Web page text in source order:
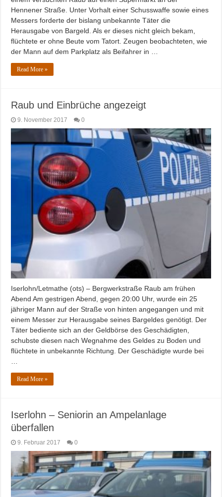
Hennener Straße. Unter Vorhalt einer Schusswaffe sowie eines
Messers forderte der bislang unbekannte Täter die
Herausgabe von Bargeld. Als er dieses nicht gleich bekam,
flüchtete er ohne Beute vom Tatort. Zeugen beobachteten, wie
der Mann auf dem Parkplatz als Beifahrer in …
Read More »
Raub und Einbrüche angezeigt
9. November 2017 0
Iserlohn/Letmathe (ots) – Bergwerkstraße Raub am frühen
Abend Am gestrigen Abend, gegen 20:00 Uhr, wurde ein 25
jähriger Mann auf der Straße von hinten angegangen und mit
einem Messer zur Herausgabe seines Bargeldes genötigt. Der
Täter bediente sich an der Geldbörse des Geschädigten,
schubste diesen nach Wegnahme des Geldes zu Boden und
flüchtete in unbekannte Richtung. Der Geschädigte wurde bei
Read More »
Iserlohn – Seniorin an Ampelanlage
überfallen
9. Februar 2017 0